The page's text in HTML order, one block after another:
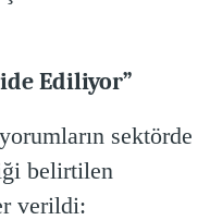
Ediliyor”
sektörde
belirtilen
verildi: